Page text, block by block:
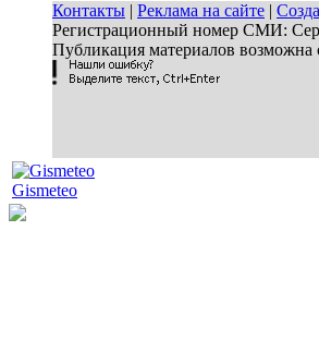
Контакты | Реклама на сайте |
Регистрационный номер СМИ:
Публикация материалов возможна
Gismeteo